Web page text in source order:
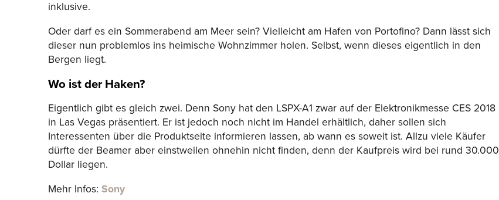
inklusive.
Oder darf es ein Sommerabend am Meer sein? Vielleicht am Hafen von Portofino? Dann lässt sich
dieser nun problemlos ins heimische Wohnzimmer holen. Selbst, wenn dieses eigentlich in den
Bergen liegt.
Wo ist der Haken?
Eigentlich gibt es gleich zwei. Denn Sony hat den LSPX-A1 zwar auf der Elektronikmesse CES 2018
in Las Vegas präsentiert. Er ist jedoch noch nicht im Handel erhältlich, daher sollen sich
Interessenten über die Produktseite informieren lassen, ab wann es soweit ist. Allzu viele Käufer
dürfte der Beamer aber einstweilen ohnehin nicht finden, denn der Kaufpreis wird bei rund 30.000
Dollar liegen.
Mehr Infos: Sony